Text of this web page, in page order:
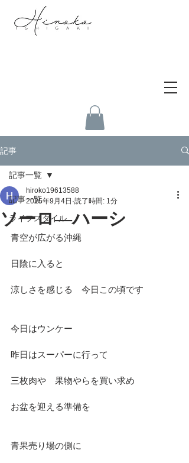
記事
記事一覧
ライフスタイル
記事一覧
ソーロ―ハーシ
hiroko19613588
2025年9月4日 読了時間: 1分
青空が広がる沖縄
日陰に入ると
涼しさを感じる　今日この頃です
今日はウンケー
昨日はスーパーに行って
三枚肉や　果物やらを買い求め
お盆を迎える準備を
青果売り場の側に